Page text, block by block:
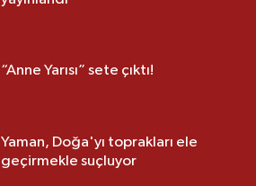
“Anne Yarısı” sete çıktı!
Yaman, Doğa'yı toprakları ele
geçirmekle suçluyor